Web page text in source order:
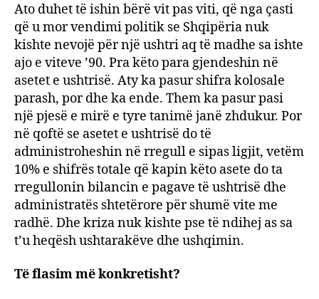
Ato duhet të ishin bërë vit pas viti, që nga çasti
që u mor vendimi politik se Shqipëria nuk
kishte nevojë për një ushtri aq të madhe sa ishte
ajo e viteve ’90. Pra këto para gjendeshin në
asetet e ushtrisë. Aty ka pasur shifra kolosale
parash, por dhe ka ende. Them ka pasur pasi
një pjesë e mirë e tyre tanimë janë zhdukur. Por
në qoftë se asetet e ushtrisë do të
administroheshin në rregull e sipas ligjit, vetëm
10% e shifrës totale që kapin këto asete do ta
rregullonin bilancin e pagave të ushtrisë dhe
administratës shtetërore për shumë vite me
radhë. Dhe kriza nuk kishte pse të ndihej as sa
t’u heqësh ushtarakëve dhe ushqimin.
Të flasim më konkretisht?